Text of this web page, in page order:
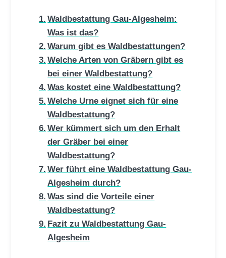
Waldbestattung Gau-Algesheim:
Was ist das?
Warum gibt es Waldbestattungen?
Welche Arten von Gräbern gibt es
bei einer Waldbestattung?
Was kostet eine Waldbestattung?
Welche Urne eignet sich für eine
Waldbestattung?
Wer kümmert sich um den Erhalt
der Gräber bei einer
Waldbestattung?
Wer führt eine Waldbestattung Gau-
Algesheim durch?
Was sind die Vorteile einer
Waldbestattung?
Fazit zu Waldbestattung Gau-
Algesheim